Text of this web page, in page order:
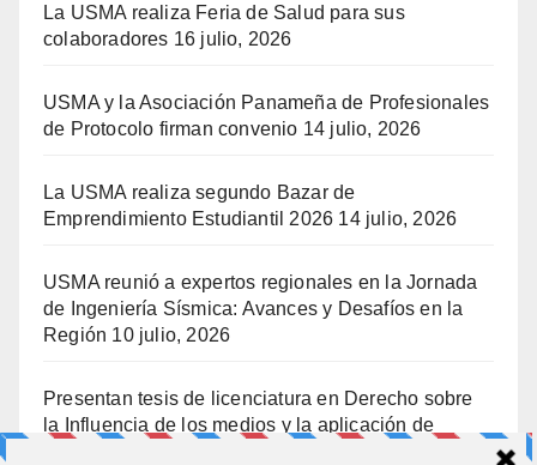
La USMA realiza Feria de Salud para sus
colaboradores 16 julio, 2026
USMA y la Asociación Panameña de Profesionales
de Protocolo firman convenio 14 julio, 2026
La USMA realiza segundo Bazar de
Emprendimiento Estudiantil 2026 14 julio, 2026
USMA reunió a expertos regionales en la Jornada
de Ingeniería Sísmica: Avances y Desafíos en la
Región 10 julio, 2026
Presentan tesis de licenciatura en Derecho sobre
la Influencia de los medios y la aplicación de